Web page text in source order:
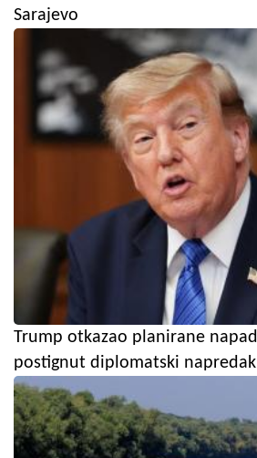
Sarajevo
Trump otkazao planirane
postignut diplomatski